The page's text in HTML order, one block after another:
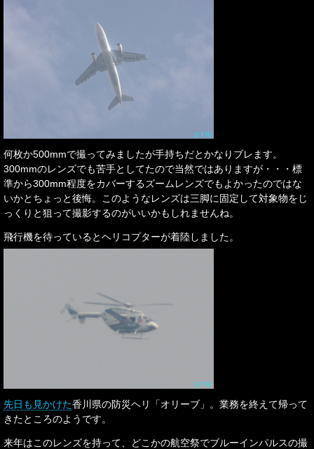
何枚か500mmで撮ってみましたが手持ちだとかなりブレます。
300mmのレンズでも苦手としてたので当然ではありますが・・・標
準から300mm程度をカバーするズームレンズでもよかったのではな
いかとちょっと後悔。このようなレンズは三脚に固定して対象物をじ
っくりと狙って撮影するのがいいかもしれませんね。
飛行機を待っているとヘリコプターが着陸しました。
先日も見かけた香川県の防災ヘリ「オリーブ」。業務を終えて帰って
きたところのようです。
来年はこのレンズを持って、どこかの航空祭でブルーインパルスの撮